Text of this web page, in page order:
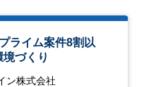
ライム案件8割以
境づくり
ン株式会社